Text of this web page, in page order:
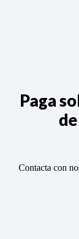
Paga
Contacta con